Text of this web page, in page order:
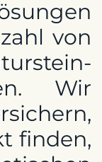
von
Wir
finden,